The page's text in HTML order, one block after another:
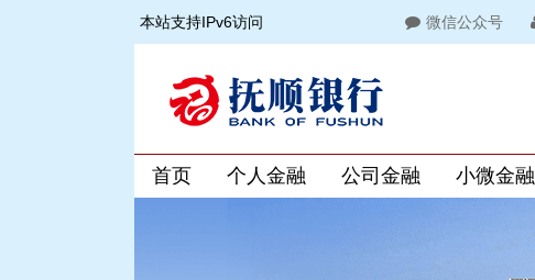
本站支持IPv6访问 微信公众号
首页 个人金融 公司金融 小微金融